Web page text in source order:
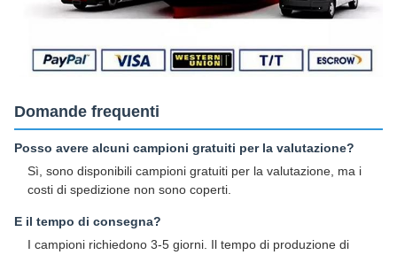
Domande frequenti
Posso avere alcuni campioni gratuiti per la valutazione?
Sì, sono disponibili campioni gratuiti per la valutazione, ma i
costi di spedizione non sono coperti.
E il tempo di consegna?
I campioni richiedono 3-5 giorni. Il tempo di produzione di